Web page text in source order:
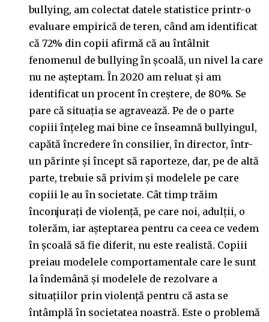
bullying, am colectat datele statistice printr-o
evaluare empirică de teren, când am identificat
că 72% din copii afirmă că au întâlnit
fenomenul de bullying în școală, un nivel la care
nu ne așteptam. În 2020 am reluat și am
identificat un procent în creștere, de 80%. Se
pare că situația se agravează. Pe de o parte
copiii înțeleg mai bine ce înseamnă bullyingul,
capătă încredere în consilier, în director, într-
un părinte și încept să raporteze, dar, pe de altă
parte, trebuie să privim și modelele pe care
copiii le au în societate. Cât timp trăim
înconjurați de violență, pe care noi, adulții, o
tolerăm, iar așteptarea pentru ca ceea ce vedem
în școală să fie diferit, nu este realistă. Copiii
preiau modelele comportamentale care le sunt
la îndemână și modelele de rezolvare a
situațiilor prin violență pentru că asta se
întâmplă în societatea noastră. Este o problemă